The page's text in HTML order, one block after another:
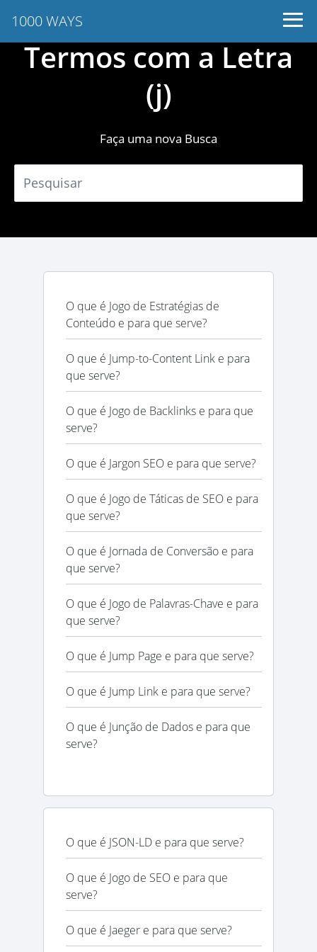
1000 WAYS
Termos com a Letra
(j)
Faça uma nova Busca
O que é Jogo de Estratégias de
Conteúdo e para que serve?
O que é Jump-to-Content Link e para
que serve?
O que é Jogo de Backlinks e para que
serve?
O que é Jargon SEO e para que serve?
O que é Jogo de Táticas de SEO e para
que serve?
O que é Jornada de Conversão e para
que serve?
O que é Jogo de Palavras-Chave e para
que serve?
O que é Jump Page e para que serve?
O que é Jump Link e para que serve?
O que é Junção de Dados e para que
serve?
O que é JSON-LD e para que serve?
O que é Jogo de SEO e para que
serve?
O que é Jaeger e para que serve?